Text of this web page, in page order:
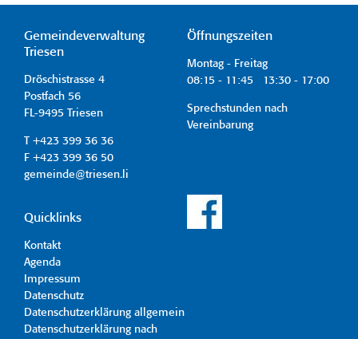
Gemeindeverwaltung
Triesen
Dröschistrasse 4
Postfach 56
FL-9495 Triesen
T +423 399 36 36
F +423 399 36 50
gemeinde@triesen.li
Öffnungszeiten
Montag - Freitag
08:15 - 11:45 13:30 - 17:00
Sprechstunden nach
Vereinbarung
Quicklinks
Kontakt
Agenda
Impressum
Datenschutz
Datenschutzerklärung allgemein
Datenschutzerklärung nach